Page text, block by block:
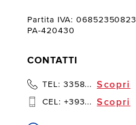
Partita IVA: 06852350823
PA-420430
CONTATTI
TEL: 3358... Scopri
CEL: +393... Scopri